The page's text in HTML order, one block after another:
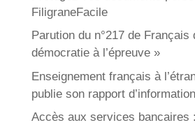
FiligraneFacile
Parution du n°217 de Français
démocratie à l’épreuve »
Enseignement français à
publie son rapport d’information
Accès aux services bancaires